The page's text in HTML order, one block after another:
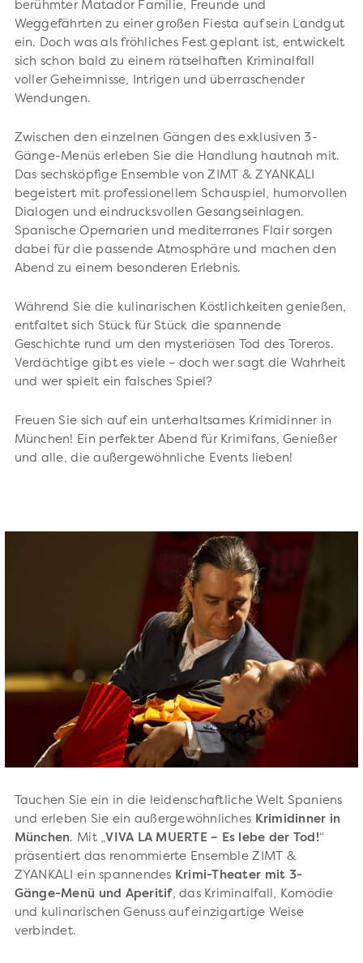
berühmter Matador Familie, Freunde und
Weggefährten zu einer großen Fiesta auf sein Landgut
ein. Doch was als fröhliches Fest geplant ist, entwickelt
sich schon bald zu einem rätselhaften Kriminalfall
voller Geheimnisse, Intrigen und überraschender
Wendungen.
Zwischen den einzelnen Gängen des exklusiven 3-
Gänge-Menüs erleben Sie die Handlung hautnah mit.
Das sechsköpfige Ensemble von ZIMT & ZYANKALI
begeistert mit professionellem Schauspiel, humorvollen
Dialogen und eindrucksvollen Gesangseinlagen.
Spanische Opernarien und mediterranes Flair sorgen
dabei für die passende Atmosphäre und machen den
Abend zu einem besonderen Erlebnis.
Während Sie die kulinarischen Köstlichkeiten genießen,
entfaltet sich Stück für Stück die spannende
Geschichte rund um den mysteriösen Tod des Toreros.
Verdächtige gibt es viele – doch wer sagt die Wahrheit
und wer spielt ein falsches Spiel?
Freuen Sie sich auf ein unterhaltsames Krimidinner in
München! Ein perfekter Abend für Krimifans, Genießer
und alle, die außergewöhnliche Events lieben!
Tauchen Sie ein in die leidenschaftliche Welt Spaniens
und erleben Sie ein außergewöhnliches Krimidinner in
München. Mit „VIVA LA MUERTE – Es lebe der Tod!“
präsentiert das renommierte Ensemble ZIMT &
ZYANKALI ein spannendes Krimi-Theater mit 3-
Gänge-Menü und Aperitif, das Kriminalfall, Komödie
und kulinarischen Genuss auf einzigartige Weise
verbindet.